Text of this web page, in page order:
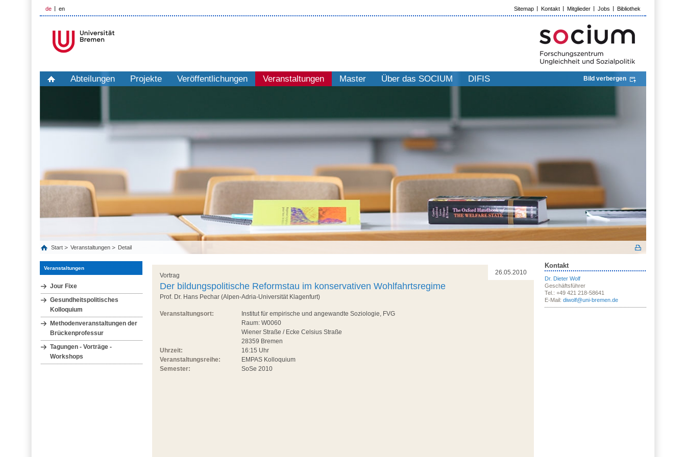
de en Sitemap Kontakt Mitglieder Jobs Bibliothek
Abteilungen Projekte Veröffentlichungen Veranstaltungen Master Über das SOCIUM DIFIS Bild verbergen
Start Veranstaltungen Detail
Veranstaltungen
Jour Fixe
Gesundheitspolitisches
Kolloquium
Methodenveranstaltungen der
Brückenprofessur
Tagungen - Vorträge -
Workshops
26.05.2010
Vortrag
Der bildungspolitische Reformstau im konservativen Wohlfahrtsregime
Prof. Dr. Hans Pechar (Alpen-Adria-Universität Klagenfurt)
Veranstaltungsort:
Institut für empirische und angewandte Soziologie, FVG
Raum: W0060
Wiener Straße / Ecke Celsius Straße
28359 Bremen
Uhrzeit:
16:15 Uhr
Veranstaltungsreihe:
EMPAS Kolloquium
Semester:
SoSe 2010
Kontakt
Dr. Dieter Wolf
Geschäftsführer
Tel.: +49 421 218-58641
E-Mail: diwolf@uni-bremen.de